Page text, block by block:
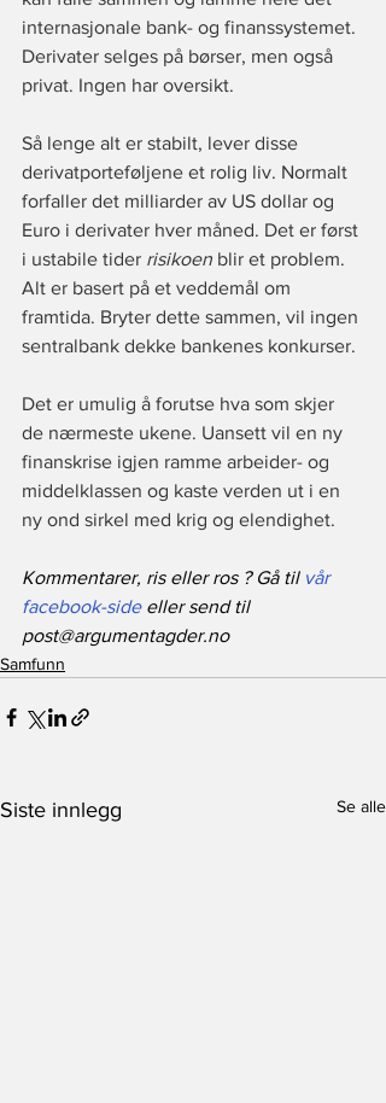
internasjonale bank- og finanssystemet.
Derivater selges på børser, men også
privat. Ingen har oversikt.
Så lenge alt er stabilt, lever disse
derivatporteføljene et rolig liv. Normalt
forfaller det milliarder av US dollar og
Euro i derivater hver måned. Det er først
i ustabile tider risikoen blir et problem.
Alt er basert på et veddemål om
framtida. Bryter dette sammen, vil ingen
sentralbank dekke bankenes konkurser.
Det er umulig å forutse hva som skjer
de nærmeste ukene. Uansett vil en ny
finanskrise igjen ramme arbeider- og
middelklassen og kaste verden ut i en
ny ond sirkel med krig og elendighet.
Kommentarer, ris eller ros ? Gå til vår
facebook-side eller send til
post@argumentagder.no
Samfunn
Siste innlegg Se alle